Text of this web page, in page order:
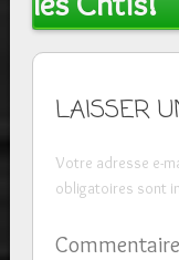
LAISSER
Votre adresse e-
obligatoires sont
Commentaire